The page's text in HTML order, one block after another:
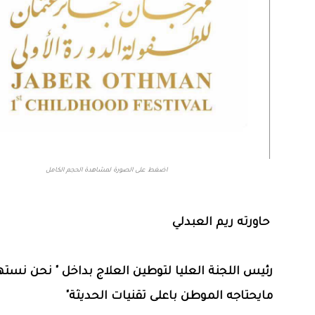
اضغط على الصورة لمشاهدة الحجم الكامل
حاورته ريم العبدلي
رئيس اللجنة العليا لتوطين العلاج بداخل " نحن
مايحتاجه الموطن باعلى تقنيات الحديثة"